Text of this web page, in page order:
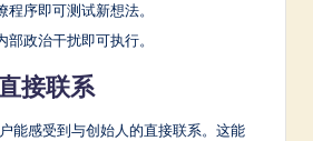
程序即可测试新想法。
部政治干扰即可执行。
接联系
能感受到与创始人的直接联系。这能